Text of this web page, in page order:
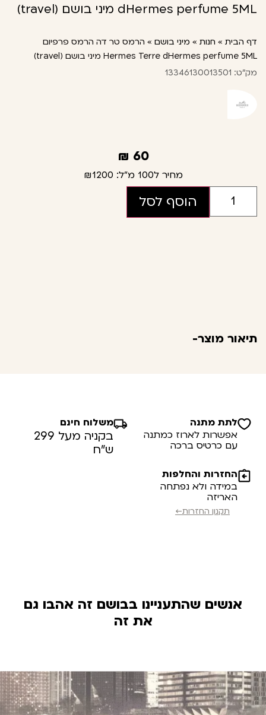
dHermes perfume 5ML מיני בושם (travel)
דף הבית » חנות » מיני בושם » הרמס טר דה הרמס פרפיום
Hermes Terre dHermes perfume 5ML מיני בושם (travel)
מק"ט: 13346130013501
60
₪
מחיר ל100 מ"ל: ₪1200
הוסף לסל
תיאור מוצר-
לתת מתנה
אפשרות לארוז כמתנה
עם כרטיס ברכה
משלוח חינם
בקניה מעל 299
ש”ח
החזרות והחלפות
במידה ולא נפתחה
האריזה
תקנון החזרות←
אנשים שהתעניינו בבושם זה אהבו גם
את זה